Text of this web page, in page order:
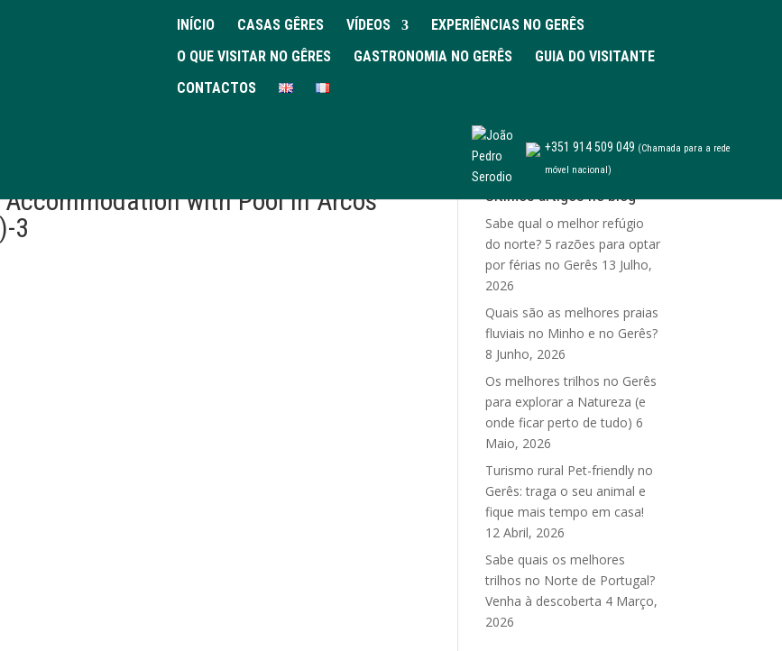
INÍCIO CASAS GÊRES VÍDEOS
EXPERIÊNCIAS NO GERÊS
O QUE VISITAR NO GÊRES
GASTRONOMIA NO GERÊS
GUIA DO VISITANTE
CONTACTOS
+351 914 509 049 (Chamada para a rede
móvel nacional)
with Pool in Arcos
3
Últimos artigos no blog
Sabe qual o melhor refúgio
do norte? 5 razões para optar
por férias no Gerês 13 Julho,
2026
Quais são as melhores praias
fluviais no Minho e no Gerês?
8 Junho, 2026
Os melhores trilhos no Gerês
para explorar a Natureza (e
onde ficar perto de tudo) 6
Maio, 2026
Turismo rural Pet-friendly no
Gerês: traga o seu animal e
fique mais tempo em casa!
12 Abril, 2026
Sabe quais os melhores
trilhos no Norte de Portugal?
Venha à descoberta 4 Março,
2026